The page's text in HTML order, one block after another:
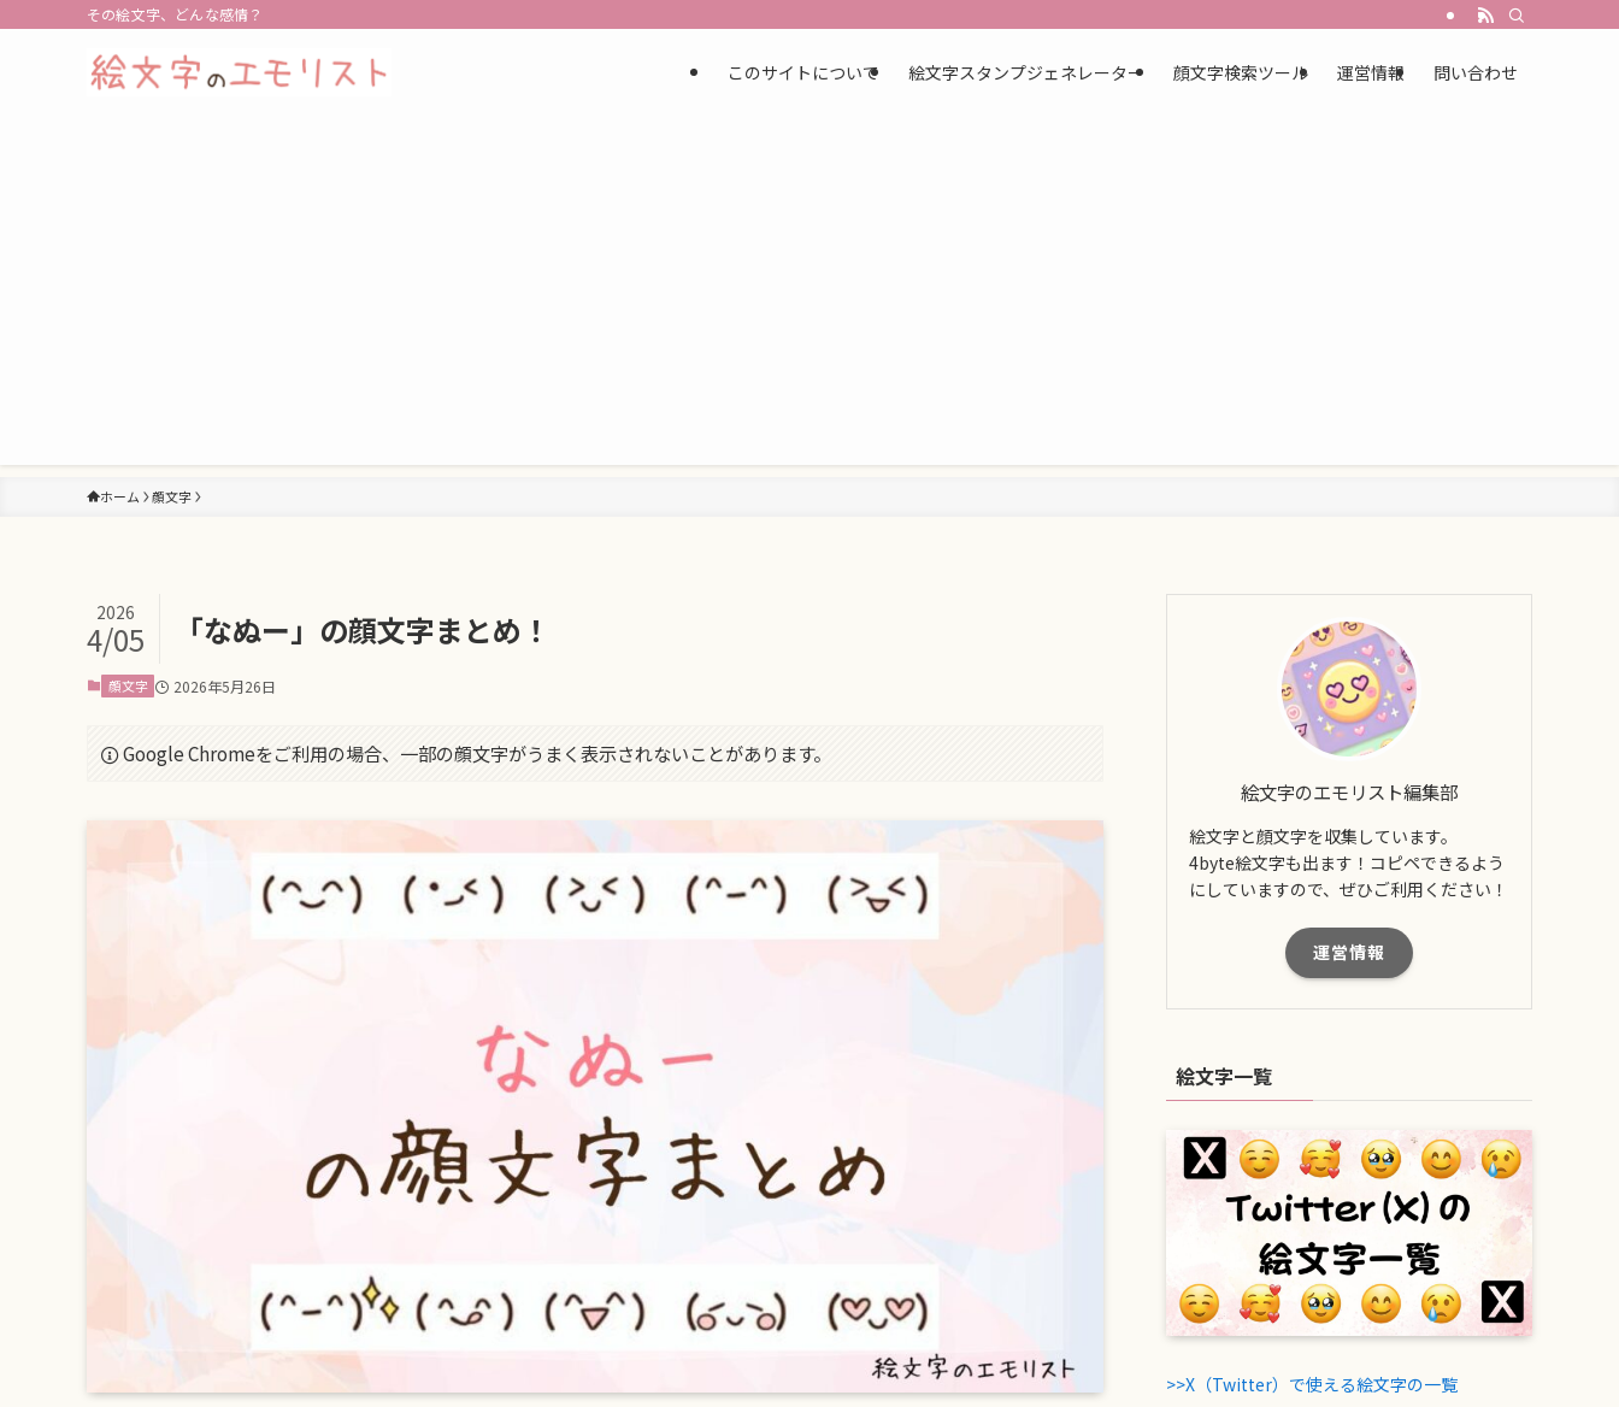
その絵文字、どんな感情？
このサイトについて 絵文字スタンプジェネレーター 顔文字検索ツール 運営情報 問い合わせ
ホーム 顔文字
「なぬー」の顔文字まとめ！
2026
4/05
顔文字 2026年5月26日
Google Chromeをご利用の場合、一部の顔文字がうまく表示されないことがあります。
絵文字のエモリスト編集部
絵文字と顔文字を収集しています。
4byte絵文字も出ます！コピペできるよう
にしていますので、ぜひご利用ください！
運営情報
絵文字一覧
>>X（Twitter）で使える絵文字の一覧